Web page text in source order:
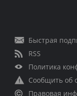
Быстрая
RSS
Политика
Сообщить об
Правовая